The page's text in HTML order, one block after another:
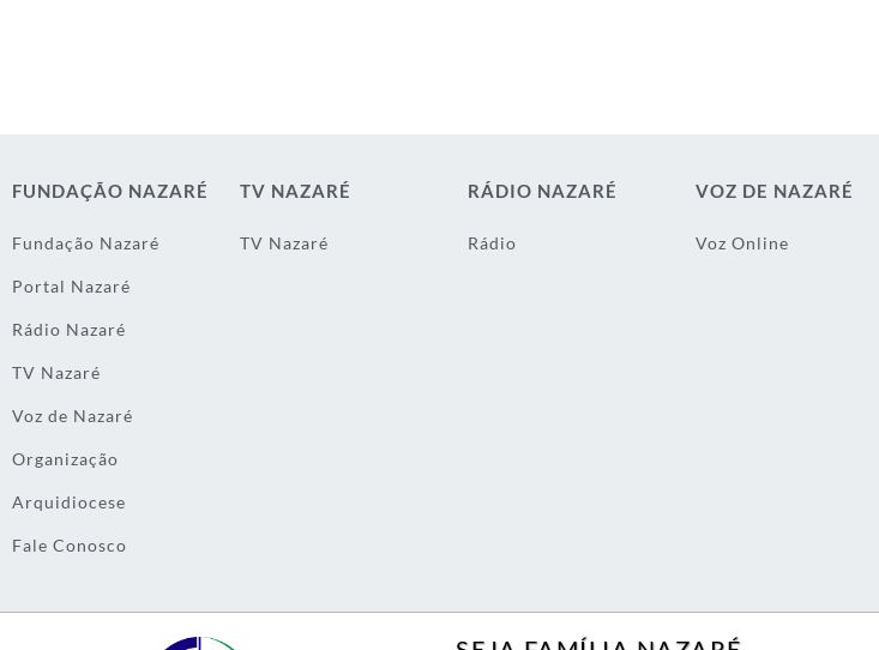
FUNDAÇÃO NAZARÉ
Fundação Nazaré
Portal Nazaré
Rádio Nazaré
TV Nazaré
Voz de Nazaré
Organização
Arquidiocese
Fale Conosco
TV NAZARÉ
TV Nazaré
RÁDIO NAZARÉ
Rádio
VOZ DE NAZARÉ
Voz Online